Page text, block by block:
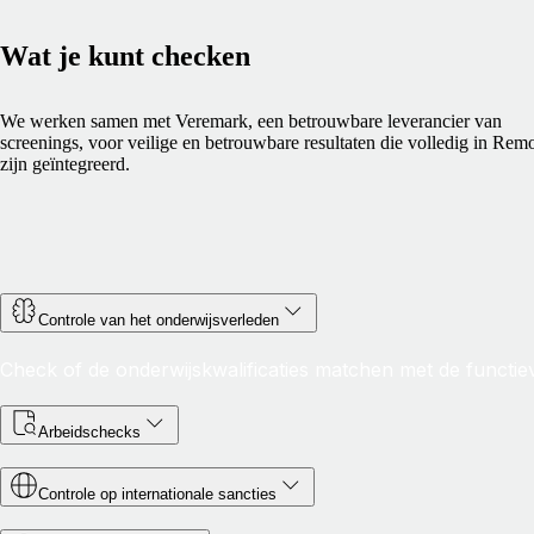
Wat je kunt checken
We werken samen met Veremark, een betrouwbare leverancier van
screenings, voor veilige en betrouwbare resultaten die volledig in
zijn geïntegreerd.
Controle van het onderwijsverleden
Arbeidschecks
Controle op internationale sancties